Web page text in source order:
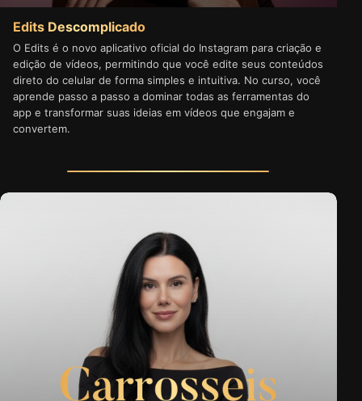
Edits Descomplicado
O Edits é o novo aplicativo oficial do Instagram para criação e
edição de vídeos, permitindo que você edite seus conteúdos
direto do celular de forma simples e intuitiva. No curso, você
aprende passo a passo a dominar todas as ferramentas do
app e transformar suas ideias em vídeos que engajam e
convertem.